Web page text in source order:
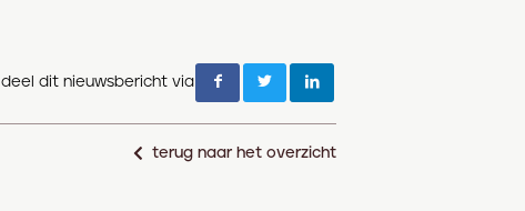
deel dit nieuwsbericht via
terug naar het overzicht